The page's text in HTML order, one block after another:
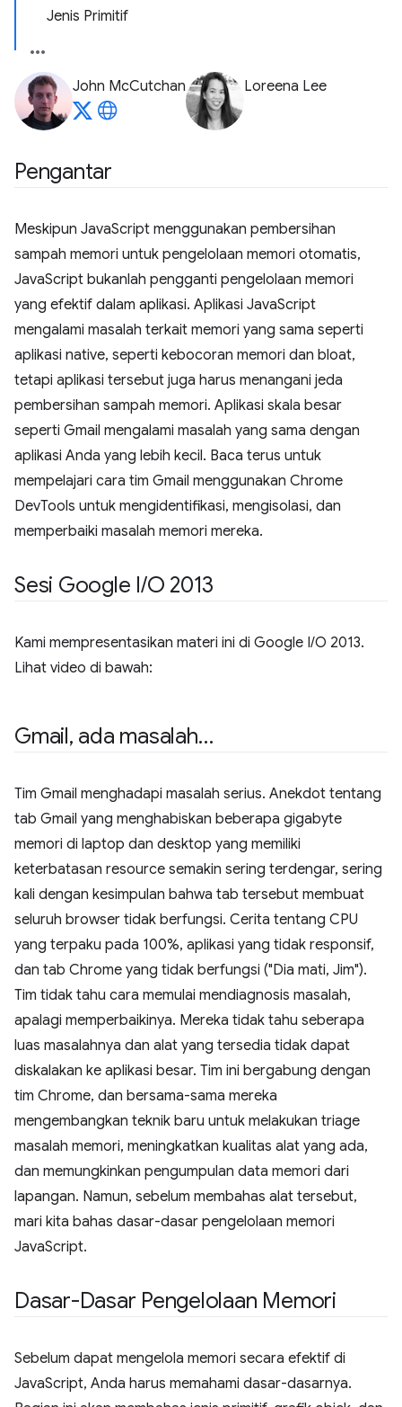
Jenis Primitif
John McCutchan Loreena Lee
Pengantar
Meskipun JavaScript menggunakan pembersihan
sampah memori untuk pengelolaan memori otomatis,
JavaScript bukanlah pengganti pengelolaan memori
yang efektif dalam aplikasi. Aplikasi JavaScript
mengalami masalah terkait memori yang sama seperti
aplikasi native, seperti kebocoran memori dan bloat,
tetapi aplikasi tersebut juga harus menangani jeda
pembersihan sampah memori. Aplikasi skala besar
seperti Gmail mengalami masalah yang sama dengan
aplikasi Anda yang lebih kecil. Baca terus untuk
mempelajari cara tim Gmail menggunakan Chrome
DevTools untuk mengidentifikasi, mengisolasi, dan
memperbaiki masalah memori mereka.
Sesi Google I/O 2013
Kami mempresentasikan materi ini di Google I/O 2013.
Lihat video di bawah:
Gmail, ada masalah…
Tim Gmail menghadapi masalah serius. Anekdot tentang
tab Gmail yang menghabiskan beberapa gigabyte
memori di laptop dan desktop yang memiliki
keterbatasan resource semakin sering terdengar, sering
kali dengan kesimpulan bahwa tab tersebut membuat
seluruh browser tidak berfungsi. Cerita tentang CPU
yang terpaku pada 100%, aplikasi yang tidak responsif,
dan tab Chrome yang tidak berfungsi ("Dia mati, Jim").
Tim tidak tahu cara memulai mendiagnosis masalah,
apalagi memperbaikinya. Mereka tidak tahu seberapa
luas masalahnya dan alat yang tersedia tidak dapat
diskalakan ke aplikasi besar. Tim ini bergabung dengan
tim Chrome, dan bersama-sama mereka
mengembangkan teknik baru untuk melakukan triage
masalah memori, meningkatkan kualitas alat yang ada,
dan memungkinkan pengumpulan data memori dari
lapangan. Namun, sebelum membahas alat tersebut,
mari kita bahas dasar-dasar pengelolaan memori
JavaScript.
Dasar-Dasar Pengelolaan Memori
Sebelum dapat mengelola memori secara efektif di
JavaScript, Anda harus memahami dasar-dasarnya.